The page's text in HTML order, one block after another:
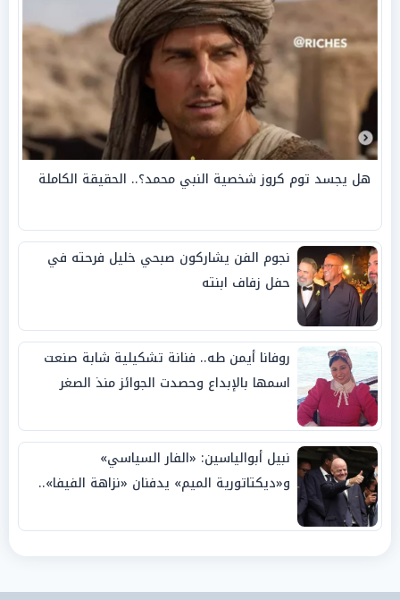
هل يجسد توم كروز شخصية النبي محمد؟.. الحقيقة الكاملة
نجوم الفن يشاركون صبحي خليل فرحته في
حفل زفاف ابنته
روفانا أيمن طه.. فنانة تشكيلية شابة صنعت
اسمها بالإبداع وحصدت الجوائز منذ الصغر
نبيل أبوالياسين: «الفار السياسي»
و«ديكتاتورية الميم» يدفنان «نزاهة الفيفا»..